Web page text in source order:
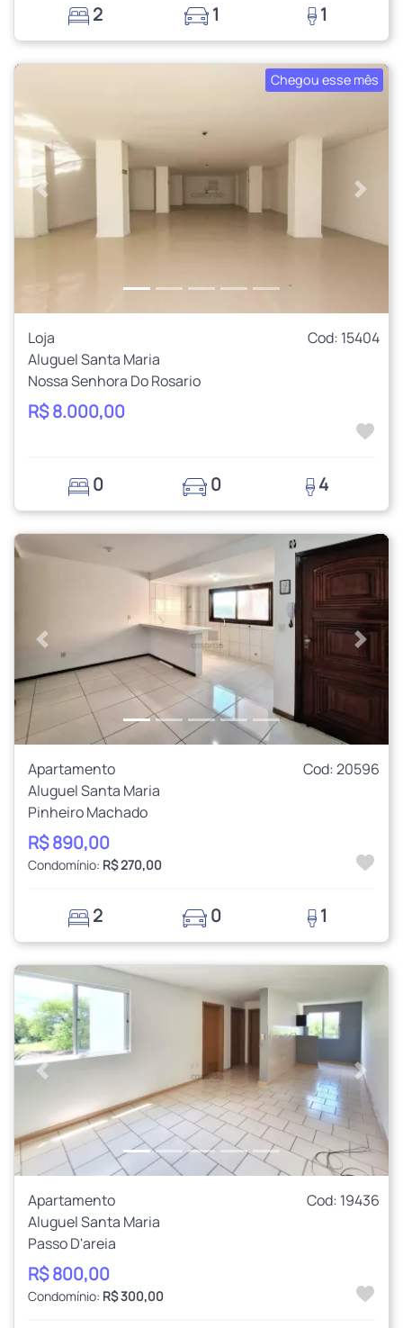
2 1 1
Chegou esse mês
Anterior
Loja
Cod: 15404
Aluguel Santa Maria
Nossa Senhora Do Rosario
R$ 8.000,00
0 0 4
Anterior
Apartamento
Cod: 20596
Aluguel Santa Maria
Pinheiro Machado
R$ 890,00
Condomínio: R$ 270,00
2 0 1
Anterior
Apartamento
Cod: 19436
Aluguel Santa Maria
Passo D'areia
R$ 800,00
Condomínio: R$ 300,00